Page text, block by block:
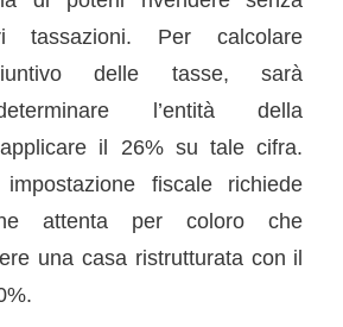
tassazioni. Per calcolare
delle tasse, sarà
l’entità della
il 26% su tale cifra.
fiscale richiede
attenta per coloro che
una casa ristrutturata con il